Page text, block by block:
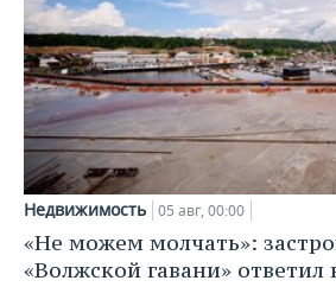
Недвижимость 05 авг, 00:00
«Не можем молчать»:
«Волжской гавани» ответил